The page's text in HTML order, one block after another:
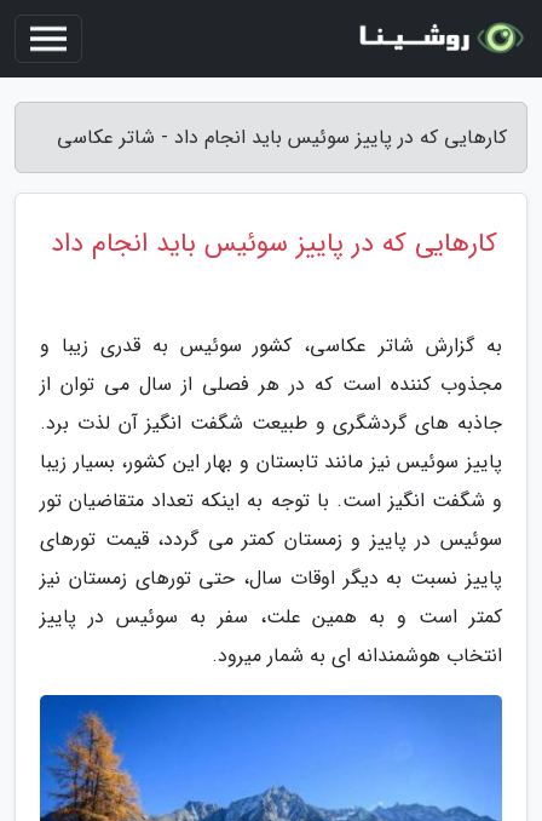
کارهایی که در پاییز سوئیس باید انجام داد - شاتر عکاسی
کارهایی که در پاییز سوئیس باید انجام داد
به گزارش شاتر عکاسی، کشور سوئیس به قدری زیبا و
مجذوب کننده است که در هر فصلی از سال می توان از
جاذبه های گردشگری و طبیعت شگفت انگیز آن لذت برد.
پاییز سوئیس نیز مانند تابستان و بهار این کشور، بسیار زیبا
و شگفت انگیز است. با توجه به اینکه تعداد متقاضیان تور
سوئیس در پاییز و زمستان کمتر می گردد، قیمت تورهای
پاییز نسبت به دیگر اوقات سال، حتی تورهای زمستان نیز
کمتر است و به همین علت، سفر به سوئیس در پاییز
انتخاب هوشمندانه ای به شمار میرود.